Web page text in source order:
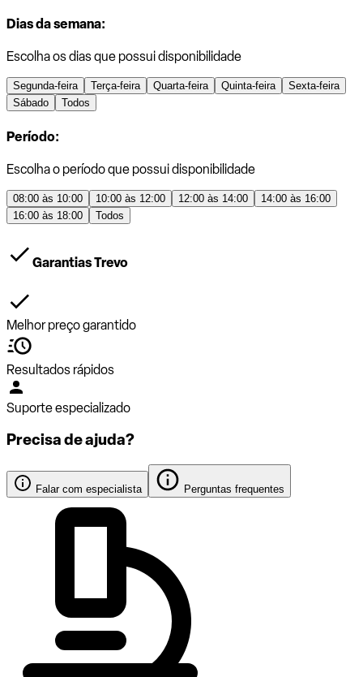
Dias da semana:
Escolha os dias que possui disponibilidade
Segunda-feira Terça-feira Quarta-feira Quinta-feira
Sexta-feira
Sábado
Todos
Período:
Escolha o período que possui disponibilidade
08:00 às 10:00 10:00 às 12:00 12:00 às 14:00
14:00 às 16:00
16:00 às 18:00
Todos
Garantias Trevo
Melhor preço garantido
Resultados rápidos
Suporte especializado
Precisa de ajuda?
Falar com especialista Perguntas frequentes